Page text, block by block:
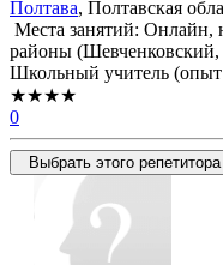
Полтава, Полтавская
Места занятий: Онлайн,
районы (Шевченковский,
Школьный учитель (опыт
★★★★
0
Выбрать этого репетитора